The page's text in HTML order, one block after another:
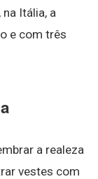
Itália, a
e com três
a realeza
vestes com